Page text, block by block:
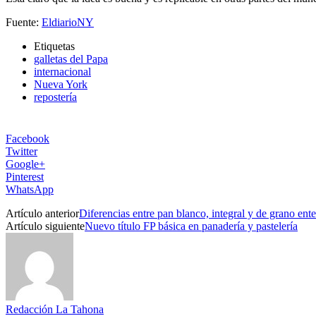
Fuente: EldiarioNY
Etiquetas
galletas del Papa
internacional
Nueva York
repostería
Facebook
Twitter
Google+
Pinterest
WhatsApp
Artículo anteriorDiferencias entre pan blanco, integral y de grano
Artículo siguienteNuevo título FP básica en panadería y pastelería
Redacción La Tahona